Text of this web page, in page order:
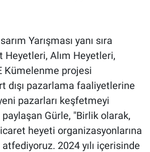
Yarışması yanı sıra
Alım Heyetleri,
Kümelenme projesi
dışı pazarlama faaliyetlerine
pazarları keşfetmeyi
Gürle, "Birlik olarak,
heyeti organizasyonlarına
2024 yılı içerisinde